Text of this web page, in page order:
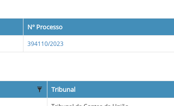
Nº Processo
394110/2023
Tribunal